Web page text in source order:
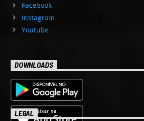
Facebook
Instagram
Youtube
DOWNLOADS
LEGAL